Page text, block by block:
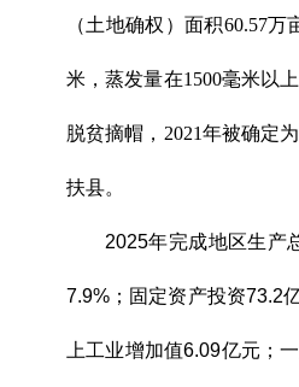
（土地确权）面积60.57
米，蒸发量在1500毫米以
脱贫摘帽，2021年被确定
扶县。
2025年完成地区生产
7.9%；固定资产投资73.2
上工业增加值6.09亿元；